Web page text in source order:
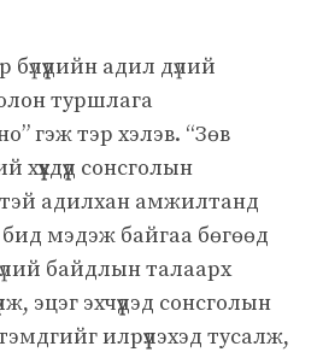
адил дүлий
туршлага
гэж тэр хэлэв. “Зөв
хүүхдүүд сонсголын
адилхан амжилтанд
бид мэдэж байгаа бөгөөд
дүлий байдлын талаарх
эцэг эхчүүдэд сонсголын
илрүүлэхэд тусалж,